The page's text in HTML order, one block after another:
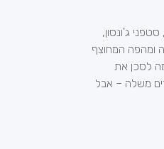
ג'ונסון,
ומהפה המחוצף
לסכן את
משלה – אבל